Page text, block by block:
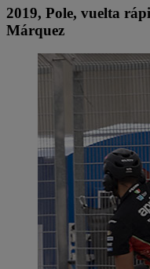
2019, Pole, vuelta
Márquez